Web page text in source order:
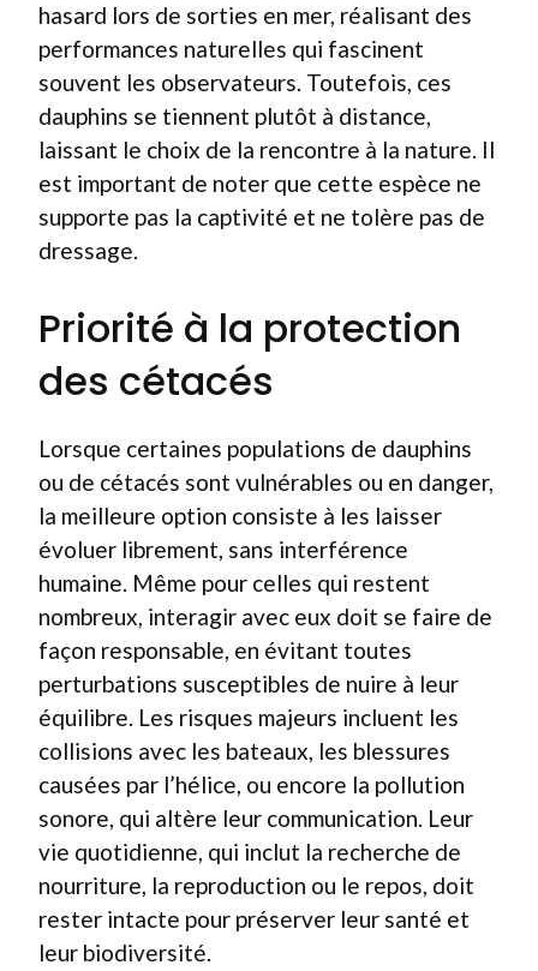
hasard lors de sorties en mer, réalisant des
performances naturelles qui fascinent
souvent les observateurs. Toutefois, ces
dauphins se tiennent plutôt à distance,
laissant le choix de la rencontre à la nature. Il
est important de noter que cette espèce ne
supporte pas la captivité et ne tolère pas de
dressage.
Priorité à la protection
des cétacés
Lorsque certaines populations de dauphins
ou de cétacés sont vulnérables ou en danger,
la meilleure option consiste à les laisser
évoluer librement, sans interférence
humaine. Même pour celles qui restent
nombreux, interagir avec eux doit se faire de
façon responsable, en évitant toutes
perturbations susceptibles de nuire à leur
équilibre. Les risques majeurs incluent les
collisions avec les bateaux, les blessures
causées par l’hélice, ou encore la pollution
sonore, qui altère leur communication. Leur
vie quotidienne, qui inclut la recherche de
nourriture, la reproduction ou le repos, doit
rester intacte pour préserver leur santé et
leur biodiversité.